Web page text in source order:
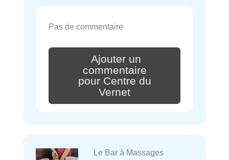
Pas de commentaire
Ajouter un
commentaire
pour Centre du
Vernet
Le Bar à Massages